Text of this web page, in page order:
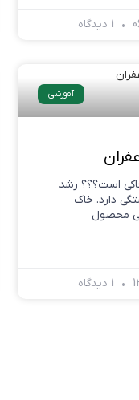
آموزشی
است؟؟؟ رشد
دارد. خاک
محصول